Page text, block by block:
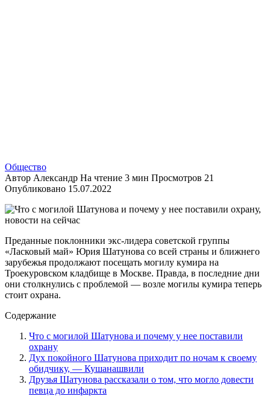
Общество
Автор Александр На чтение 3 мин Просмотров 21
Опубликовано 15.07.2022
Преданные поклонники экс-лидера советской группы
«Ласковый май» Юрия Шатунова со всей страны и ближнего
зарубежья продолжают посещать могилу кумира на
Троекуровском кладбище в Москве. Правда, в последние дни
они столкнулись с проблемой — возле могилы кумира теперь
стоит охрана.
Содержание
Что с могилой Шатунова и почему у нее поставили
охрану
Дух покойного Шатунова приходит по ночам к своему
обидчику, — Кушанашвили
Друзья Шатунова рассказали о том, что могло довести
певца до инфаркта